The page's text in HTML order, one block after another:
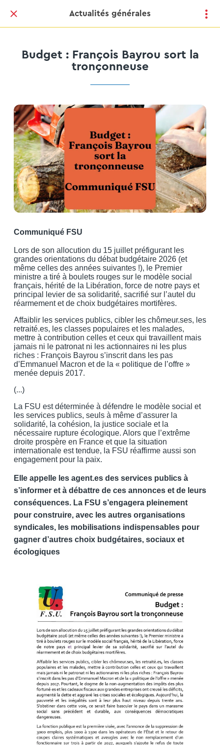
Actualités générales
Budget : François Bayrou sort la
tronçonneuse
Communiqué FSU
Lors de son allocution du 15 juillet préfigurant les
grandes orientations du débat budgétaire 2026 (et
même celles des années suivantes !), le Premier
ministre a tiré à boulets rouges sur le modèle social
français, hérité de la Libération, force de notre pays et
principal levier de sa solidarité, sacrifié sur l’autel du
réarmement et de choix budgétaires mortifères.
Affaiblir les services publics, cibler les chômeur.ses, les
retraité.es, les classes populaires et les malades,
mettre à contribution celles et ceux qui travaillent mais
jamais ni le patronat ni les actionnaires ni les plus
riches : François Bayrou s’inscrit dans les pas
d’Emmanuel Macron et de la « politique de l’offre »
menée depuis 2017.
(...)
La FSU est déterminée à défendre le modèle social et
les services publics, seuls à même d’assurer la
solidarité, la cohésion, la justice sociale et la
nécessaire rupture écologique. Alors que l’extrême
droite prospère en France et que la situation
internationale est tendue, la FSU réaffirme aussi son
engagement pour la paix.
Elle appelle les agent.es des services publics à
s’informer et à débattre de ces annonces et de leurs
conséquences. La FSU s’engagera pleinement
pour construire, avec les autres organisations
syndicales, les mobilisations indispensables pour
gagner d’autres choix budgétaires, sociaux et
écologiques